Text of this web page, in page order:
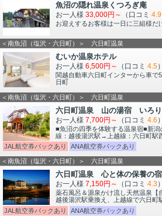
魚沼の隠れ温泉くつろぎ庵
お一人様 33,000円～ （口コミ 4.9
お迎えするお客様は一日に三組様
＜南魚沼（塩沢・六日町）＞ 六日町温泉
むいか温泉ホテル
お一人様 6,500円～ （口コミ 4.5）
関越自動車六日町インターから車
日町
＜南魚沼（塩沢・六日町）＞ 六日町温泉
六日町温泉 山の湯宿 いろ
お一人様 7,700円～ （口コミ 4.6 ）
■魚沼の四季を体験する温泉宿■新
線：越後湯沢駅→上越線：六日町駅
JAL航空券パックあり
ANA航空券パックあり
＜南魚沼（塩沢・六日町）＞ 六日町温泉
六日町温泉 心と体の保養の
お一人様 7,150円～ （口コミ 4.3）
薬石風呂＆源泉かけ流し天然温泉【
越後湯沢駅乗換え、上越線で六日町
JAL航空券パックあり
ANA航空券パックあり